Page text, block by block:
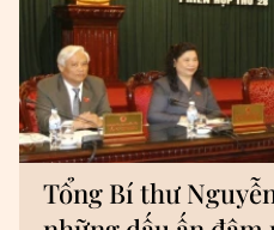
Tổng Bí thư